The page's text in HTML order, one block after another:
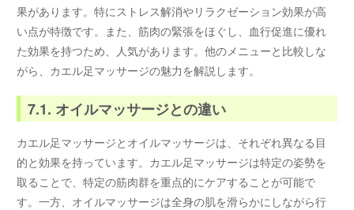
果があります。特にストレス解消やリラクゼーション効果が高
い点が特徴です。また、筋肉の緊張をほぐし、血行促進に優れ
た効果を持つため、人気があります。他のメニューと比較しな
がら、カエル足マッサージの魅力を解説します。
7.1. オイルマッサージとの違い
カエル足マッサージとオイルマッサージは、それぞれ異なる目
的と効果を持っています。カエル足マッサージは特定の姿勢を
取ることで、特定の筋肉群を重点的にケアすることが可能で
す。一方、オイルマッサージは全身の肌を滑らかにしながら行